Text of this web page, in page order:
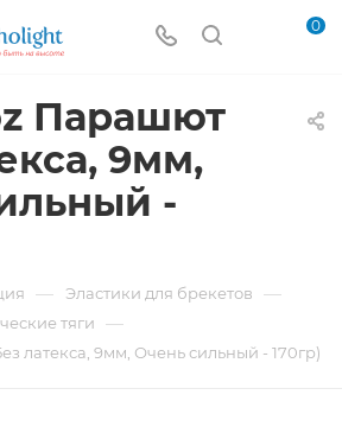
0
Парашют
9мм,
-
— Эластики для брекетов —
тяги —
латекса, 9мм, Очень сильный - 170гр)